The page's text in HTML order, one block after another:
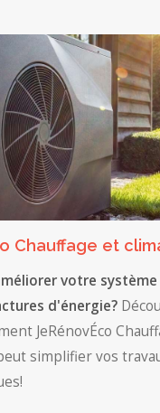
Chauffage et
votre
d'énergie?
JeRénovÉco
simplifier vos